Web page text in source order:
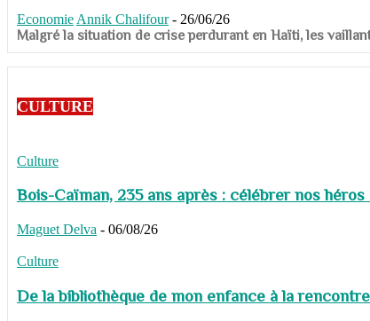
Economie Annik Chalifour - 26/06/26
​​​​​​​Malgré la situation de crise perdurant en Haïti, les
CULTURE
Culture
Bois-Caïman, 235 ans après : célébrer nos
Maguet Delva - 06/08/26
Culture
De la bibliothèque de mon enfance à la